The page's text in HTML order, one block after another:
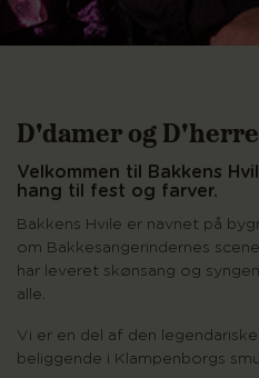
D'damer og
Velkommen til Bakkens
hang til fest og farver.
Bakkens Hvile er navnet på
om Bakkesangerindernes
har leveret skønsang og
alle.
Vi er en del af den
beliggende i Klampenborgs